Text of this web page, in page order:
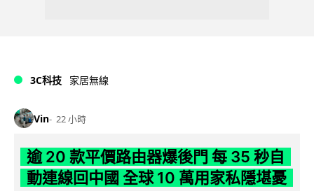
3C科技 家居無線
Vin 22 小時
逾 20 款平價路由器爆後門 每 35 秒自
動連線回中國 全球 10 萬用家私隱堪憂